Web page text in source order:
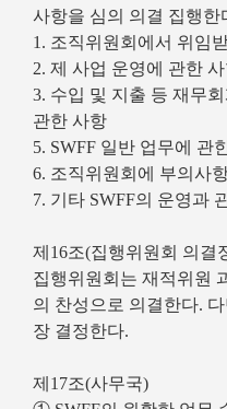
사항을 심의 의결 집행한
1. 조직위원회에서 위임
2. 제 사업 운영에 관한
3. 수입 및 지출 등 재무
관한 사항
5. SWFF 일반 업무에 관
6. 조직위원회에 부의사
7. 기타 SWFF의 운영과
제16조(집행위원회 의결
집행위원회는 재적위원
의 찬성으로 의결한다.
장 결정한다.
제17조(사무국)